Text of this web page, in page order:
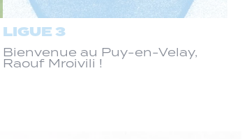
LIGUE 3
Bienvenue au Puy-en-Velay,
Raouf Mroivili !